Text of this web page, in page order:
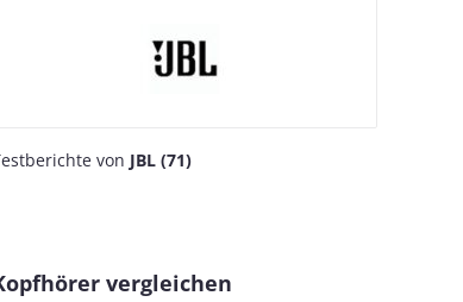
von JBL (71)
vergleichen